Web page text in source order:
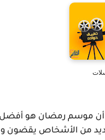
أن موسم رمضان هو
من الأشخاص يقضون